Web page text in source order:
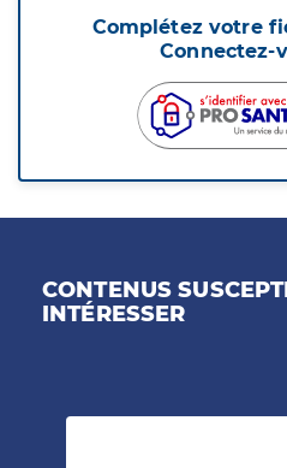
Complétez votre
Connectez-
CONTENUS
INTÉRESSER